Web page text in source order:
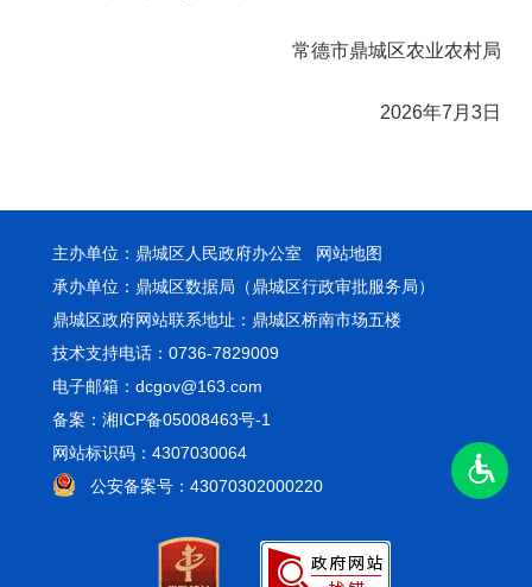
常德市鼎城区农业农村局
2026年7月3日
主办单位：鼎城区人民政府办公室 网站地图
承办单位：鼎城区数据局（鼎城区行政审批服务局）
鼎城区政府网站联系地址：鼎城区桥南市场五楼
技术支持电话：0736-7829009
电子邮箱：dcgov@163.com
备案：湘ICP备05008463号-1
网站标识码：4307030064
公安备案号：43070302000220